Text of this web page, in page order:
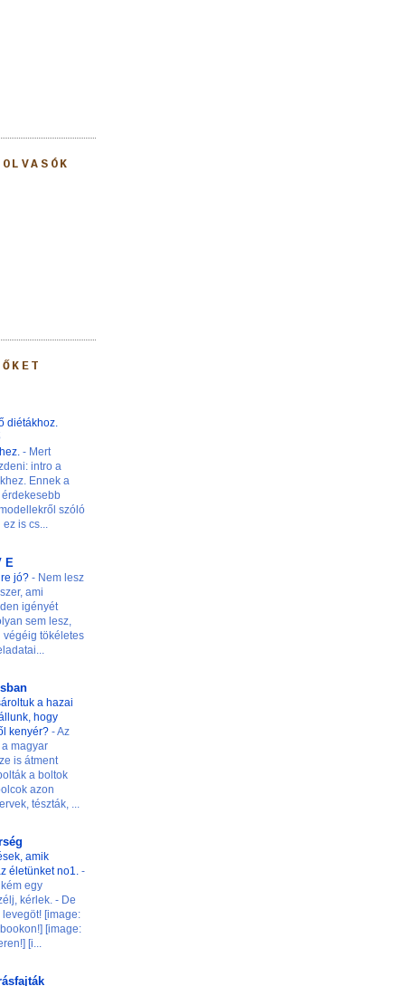
diétákhoz.
- Mert
intro a
Ennek a
szóló
is cs...
E
jó? - Nem lesz
ami
igényét
sem lesz,
végéig tökéletes
a hazai
hogy
kenyér? -Az
magyar
is átment
a boltok
azon
tészták, ...
amik
életünket no1. -
egy
kérlek. - De
[image:
[image:
[i...